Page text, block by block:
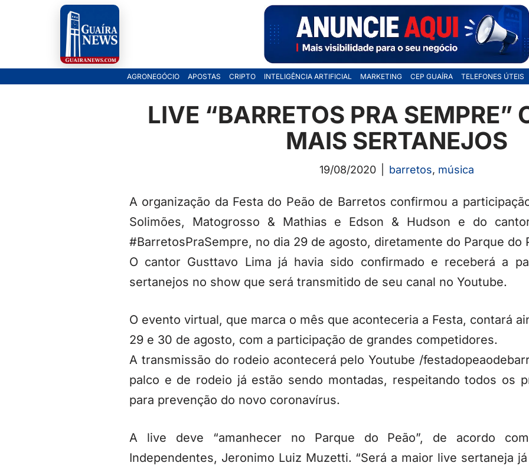
AGRONEGÓCIO APOSTAS CRIPTO INTELIGÊNCIA ARTIFICIAL MARKETING CEP GUAÍRA TELEFONES ÚTEIS
LIVE “BARRETOS PRA SEMPRE”
MAIS SERTANEJOS
19/08/2020 barretos, música
A organização da Festa do Peão de Barretos confirmou a
Solimões, Matogrosso & Mathias e Edson & Hudson e do
#BarretosPraSempre, no dia 29 de agosto, diretamente do Parque do
O cantor Gusttavo Lima já havia sido confirmado e receberá a
sertanejos no show que será transmitido de seu canal no Youtube.
O evento virtual, que marca o mês que aconteceria a Festa, contará
29 e 30 de agosto, com a participação de grandes competidores.
A transmissão do rodeio acontecerá pelo Youtube /
palco e de rodeio já estão sendo montadas, respeitando todos os
para prevenção do novo coronavírus.
A live deve “amanhecer no Parque do Peão”, de acordo
Independentes, Jeronimo Luiz Muzetti. “Será a maior live sertaneja